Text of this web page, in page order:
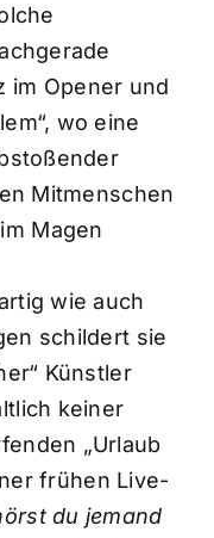
im Opener und
wo eine
Mitmenschen
Magen
wie auch
schildert sie
Künstler
keiner
„Urlaub
frühen Live-
du jemand